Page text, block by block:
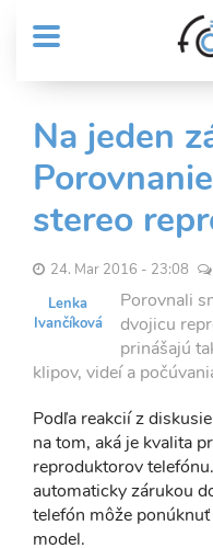
obsah
MENU
Sub
Header
menu
User
account
menu
Na jeden
stereo
24. Mar 2016 - 23:08
Lenka
Ivančíková
Porovnali
dvojicu
prinášajú
klipov, videí a
Podľa reakcií z
na tom, aká je kvalita
reproduktorov
automaticky zárukou
telefón môže
model.